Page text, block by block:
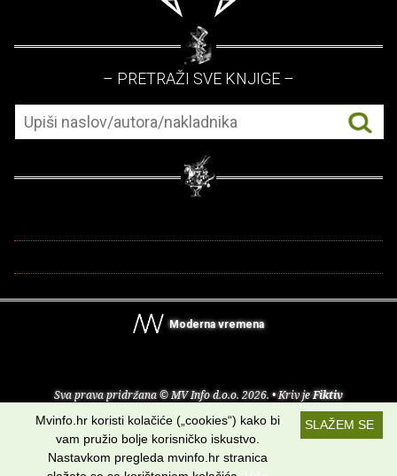
– PRETRAŽI SVE KNJIGE –
Moderna vremena
Sva prava pridržana © MV Info d.o.o. 2026. • Kriv jeFiktiv
Uvjeti korištenja RSS kanali
Potraži nas na:
SLAŽEM SE
Mvinfo.hr koristi kolačiće („cookies“) kako bi
vam pružio bolje korisničko iskustvo.
Nastavkom pregleda mvinfo.hr stranica